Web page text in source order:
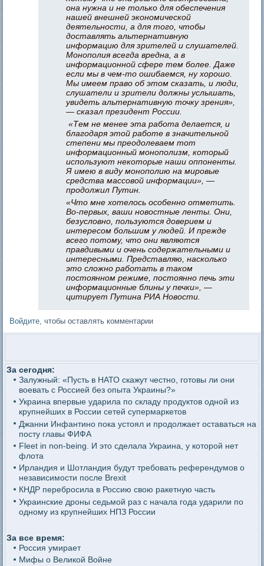
она нужна и не только для обеспечения
нашей внешней экономической
деятельности, а для того, чтобы
доставлять альтернативную
информацию для зрителей и слушателей.
Монополия всегда вредна, а в
информационной сфере тем более. Даже
если мы в чем-то ошибаемся, ну хорошо.
Мы имеем право об этом сказать, и люди,
слушатели и зрители должны услышать,
увидеть альтернативную точку зрения»,
— сказал президент России.
«Тем не менее эта работа делается, и
благодаря этой работе в значительной
степени мы преодолеваем тот
информационный монополизм, который
используют некоторые наши оппоненты.
Я имею в виду монополию на мировые
средства массовой информации», —
продолжил Путин.
«Что мне хотелось особенно отметить.
Во-первых, ваши новостные ленты. Они,
безусловно, пользуются доверием и
интересом большим у людей. И прежде
всего потому, что они являются
правдивыми и очень содержательными и
интересными. Представляю, насколько
это сложно работать в таком
постоянном режиме, постоянно печь эти
информационные блины у печки», —
цитирует Путина РИА Новости.
Войдите, чтобы оставлять комментарии
За сегодня:
Залужный: «Пусть в НАТО скажут честно, готовы ли они
воевать с Россией без опыта Украины?»
Украина впервые ударила по складу продуктов одной из
крупнейших в России сетей супермаркетов
Джанни Инфантино пока устоял и продолжает оставаться на
посту главы ФИФА
Fleet in non-being. И это сделала Украина, у которой нет
флота
Ирландия и Шотландия будут требовать референдумов о
независимости после Brexit
КНДР перебросила в Россию свою ракетную часть
Украинские дроны седьмой раз с начала года ударили по
одному из крупнейших НПЗ России
За все время:
Россия умирает
Мифы о Великой Войне